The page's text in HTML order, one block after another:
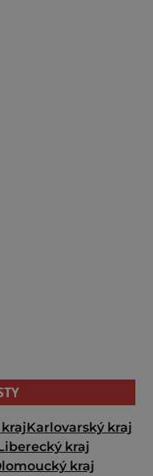
Karlovarský kraj
kraj
kraj